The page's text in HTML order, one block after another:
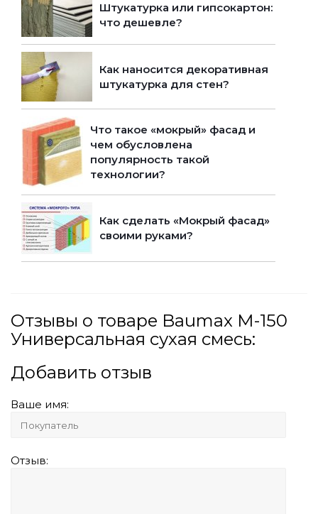
Штукатурка или гипсокартон:
что дешевле?
Как наносится декоративная
штукатурка для стен?
Что такое «мокрый» фасад и
чем обусловлена
популярность такой
технологии?
Как сделать «Мокрый фасад»
своими руками?
Отзывы о товаре Baumax М-150
Универсальная сухая смесь:
Добавить отзыв
Ваше имя:
Отзыв: